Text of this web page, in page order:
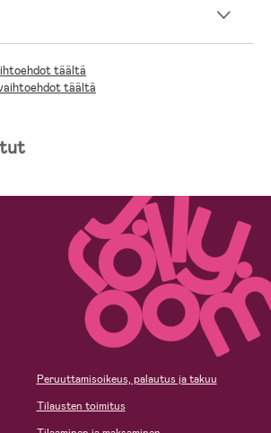
täältä
täältä
Peruuttamisoikeus, palautus ja takuu
Tilausten toimitus